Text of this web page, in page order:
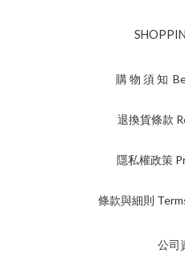
購 物 須 知
退換貨條款
隱私權政策
條款與細則
公司